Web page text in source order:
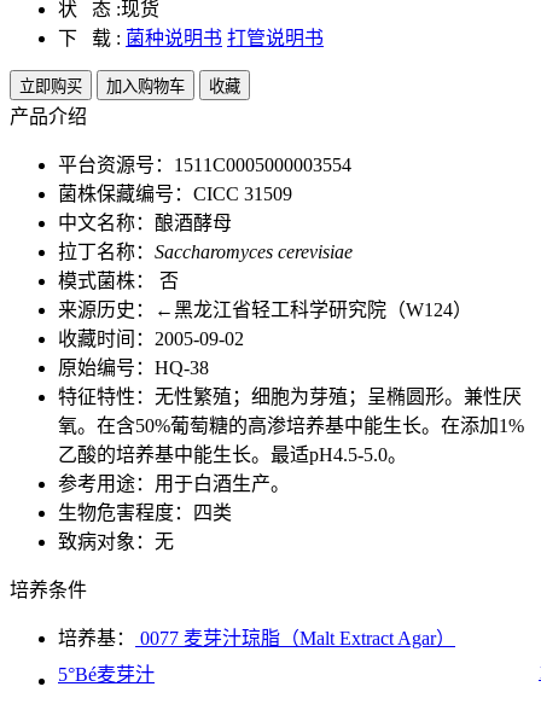
状 态 :现货
下 载 : 菌种说明书 打管说明书
立即购买 加入购物车 收藏
产品介绍
平台资源号：1511C0005000003554
菌株保藏编号：CICC 31509
中文名称：酿酒酵母
拉丁名称： Saccharomyces cerevisiae
模式菌株： 否
来源历史：←黑龙江省轻工科学研究院（W124）
收藏时间：2005-09-02
原始编号：HQ-38
特征特性：无性繁殖；细胞为芽殖；呈椭圆形。兼性厌
氧。在含50%葡萄糖的高渗培养基中能生长。在添加1%
乙酸的培养基中能生长。最适pH4.5-5.0。
参考用途：用于白酒生产。
生物危害程度：四类
致病对象：无
培养条件
培养基：
0077 麦芽汁琼脂（Malt Extract Agar）
5°Bé麦芽汁